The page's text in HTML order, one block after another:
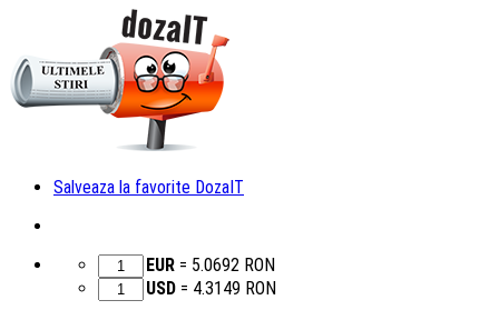
Salveaza la favorite DozaIT
EUR = 5.0692 RON
USD = 4.3149 RON